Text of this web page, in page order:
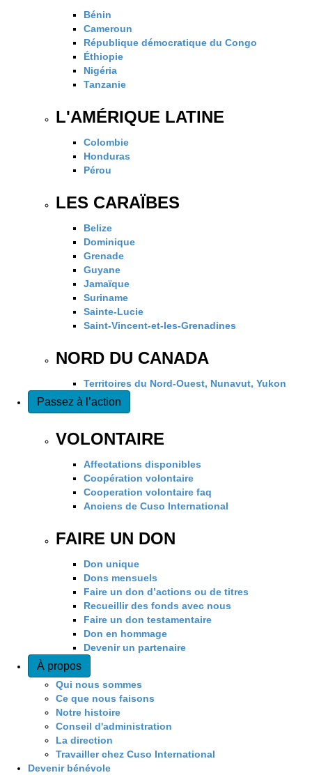
Bénin
Cameroun
République démocratique du Congo
Éthiopie
Nigéria
Tanzanie
L'AMÉRIQUE LATINE
Colombie
Honduras
Pérou
LES CARAÏBES
Belize
Dominique
Grenade
Guyane
Jamaïque
Suriname
Sainte-Lucie
Saint-Vincent-et-les-Grenadines
NORD DU CANADA
Territoires du Nord-Ouest, Nunavut, Yukon
Passez à l’action
VOLONTAIRE
Affectations disponibles
Coopération volontaire
Cooperation volontaire faq
Anciens de Cuso International
FAIRE UN DON
Don unique
Dons mensuels
Faire un don d’actions ou de titres
Recueillir des fonds avec nous
Faire un don testamentaire
Don en hommage
Devenir un partenaire
À propos
Qui nous sommes
Ce que nous faisons
Notre histoire
Conseil d'administration
La direction
Travailler chez Cuso International
Devenir bénévole